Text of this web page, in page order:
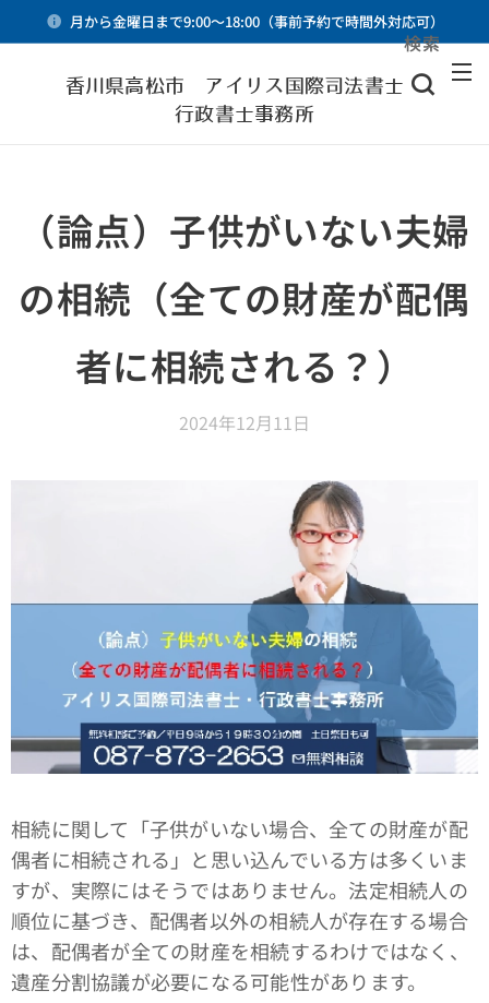
月から金曜日まで9:00～18:00（事前予約で時間外対応可）
香川県高松市 アイリス国際司法書士・
行政書士事務所
検索
（論点）子供がいない夫婦
の相続（全ての財産が配偶
者に相続される？）
2024年12月11日
相続に関して「子供がいない場合、全ての財産が配
偶者に相続される」と思い込んでいる方は多くいま
すが、実際にはそうではありません。法定相続人の
順位に基づき、配偶者以外の相続人が存在する場合
は、配偶者が全ての財産を相続するわけではなく、
遺産分割協議が必要になる可能性があります。